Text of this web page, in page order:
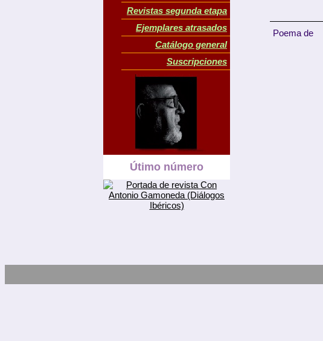
Revistas segunda etapa
Ejemplares atrasados
Catálogo general
Suscripciones
Útimo número
Poema de